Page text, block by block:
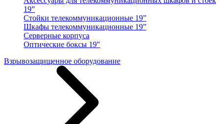
19”
Стойки телекоммуникационные 19”
Шкафы телекоммуникационные 19”
Серверные корпуса
Оптические боксы 19"
Взрывозащищенное оборудование